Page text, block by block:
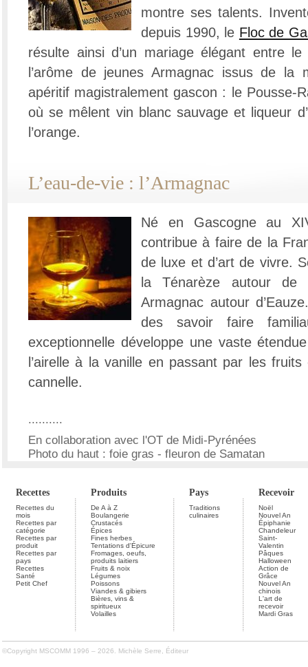
montre ses talents.
depuis 1990, le Floc de
résulte ainsi d’un mariage élégant entre
l’arôme de jeunes Armagnac issus de la
apéritif magistralement gascon : le Pousse-
où se mêlent vin blanc sauvage et liqueur
l’orange.
L’eau-de-vie : l’Armagnac
Né en Gascogne au
contribue à faire de la
de luxe et d’art de vivre.
la Ténarèze autour
Armagnac autour
des savoir faire
exceptionnelle développe une vaste
l’airelle à la vanille en passant par les
cannelle.
..........
En collaboration avec l'OT de Midi-Pyrénées
Photo du haut : foie gras - fleuron de Samatan
Recettes Produits Pays Recevoir
Recettes du
mois
Recettes par
catégorie
Recettes par
produit
Recettes par
pays
Recettes
Santé
Petit Chef
De A à Z
Boulangerie
Crustacés
Épices
Fines herbes
Tentations d'Épicure
Fromages, oeufs,
produits laitiers
Fruits & noix
Légumes
Poissons
Viandes & gibiers
Bières, vins &
spiritueux
Volailles
Traditions
culinaires
Noël
Nouvel An
Épiphanie
Chandeleur
Saint-
Valentin
Pâques
Halloween
Action de
Grâce
Nouvel An
chinois
L'art de
recevoir
Mardi Gras
©Copyright MSCOMM 1996 – 2026. Michèle Serre, Éditeur